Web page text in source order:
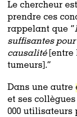
Le chercheur
prendre ces
rappelant que “
suffisantes pour
causalité
tumeurs] .”
Dans une autre
et ses
000 utilisateurs